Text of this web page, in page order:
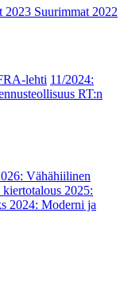
2023 Suurimmat 2022
lehti 11/2024:
RT:n
Vähähiilinen
2025:
2024: Moderni ja